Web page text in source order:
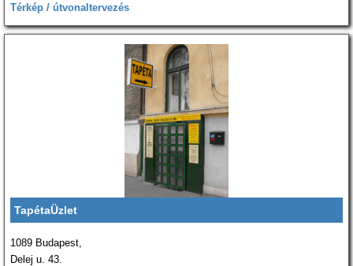
Térkép / útvonaltervezés
TapétaÜzlet
1089 Budapest,
Delej u. 43.